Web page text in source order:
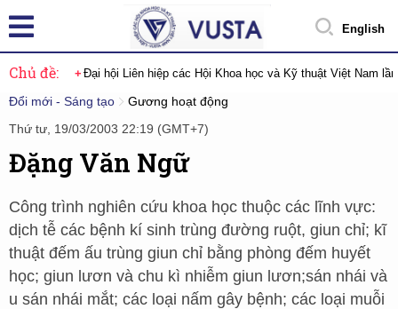
English
Chủ đề: Đại hội Liên hiệp các Hội Khoa học và Kỹ thuật Việt Nam
Đổi mới - Sáng tạo
Gương hoạt động
Thứ tư, 19/03/2003 22:19 (GMT+7)
Đặng Văn Ngữ
Công trình nghiên cứu khoa học thuộc các lĩnh vực:
dịch tễ các bệnh kí sinh trùng đường ruột, giun chỉ; kĩ
thuật đếm ấu trùng giun chỉ bằng phòng đếm huyết
học; giun lươn và chu kì nhiễm giun lươn;sán nhái và
u sán nhái mắt; các loại nấm gây bệnh; các loại muỗi